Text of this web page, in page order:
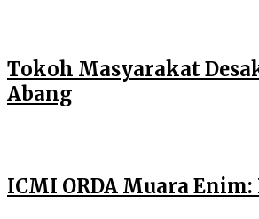
Tokoh Masyarakat
Abang
ICMI ORDA Muara